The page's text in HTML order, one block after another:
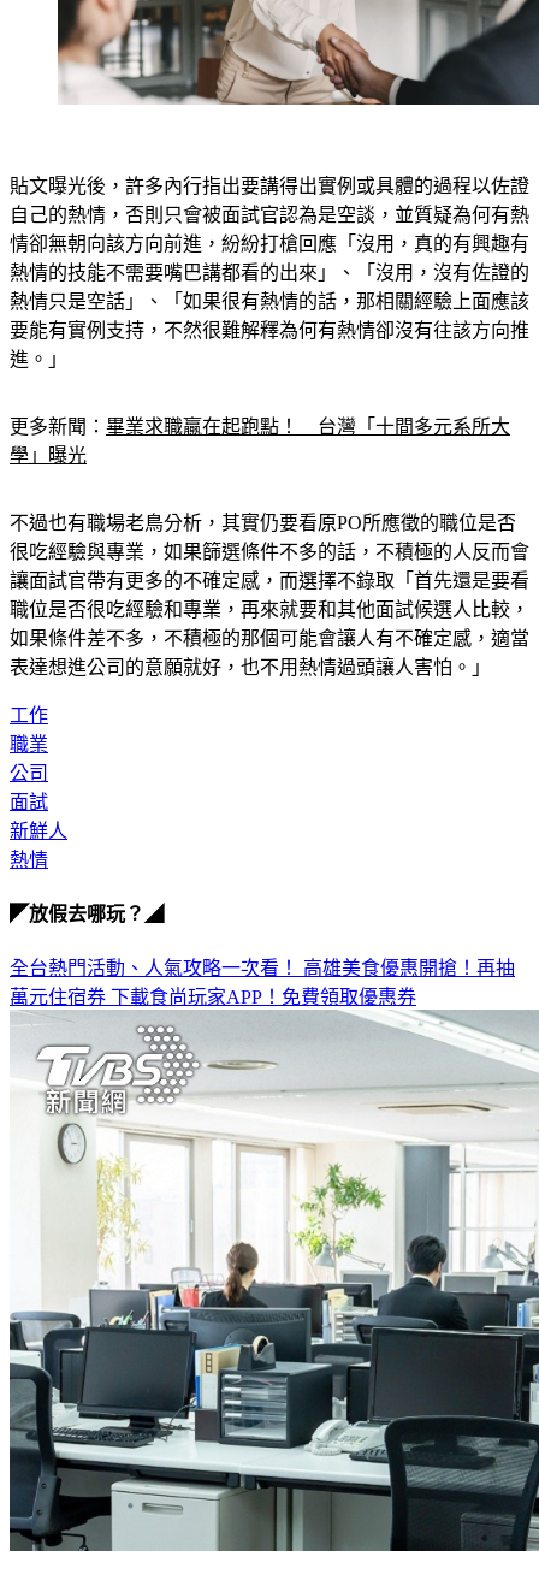
貼文曝光後，許多內行指出要講得出實例或具體的過程以佐證
自己的熱情，否則只會被面試官認為是空談，並質疑為何有熱
情卻無朝向該方向前進，紛紛打槍回應「沒用，真的有興趣有
熱情的技能不需要嘴巴講都看的出來」、「沒用，沒有佐證的
熱情只是空話」、「如果很有熱情的話，那相關經驗上面應該
要能有實例支持，不然很難解釋為何有熱情卻沒有往該方向推
進。」
更多新聞： 畢業求職贏在起跑點！　台灣「十間多元系所大
學」曝光
不過也有職場老鳥分析，其實仍要看原PO所應徵的職位是否
很吃經驗與專業，如果篩選條件不多的話，不積極的人反而會
讓面試官帶有更多的不確定感，而選擇不錄取「首先還是要看
職位是否很吃經驗和專業，再來就要和其他面試候選人比較，
如果條件差不多，不積極的那個可能會讓人有不確定感，適當
表達想進公司的意願就好，也不用熱情過頭讓人害怕。」
工作
職業
公司
面試
新鮮人
熱情
◤放假去哪玩？◢
全台熱門活動、人氣攻略一次看！ 高雄美食優惠開搶！再抽
萬元住宿券 下載食尚玩家APP！免費領取優惠券